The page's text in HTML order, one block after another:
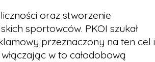
oraz stworzenie
sportowców. PKOI szukał
przeznaczony na ten cel i
w to całodobową